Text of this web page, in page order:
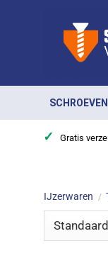
SCHROEVEN
✓ Gratis
IJzerwaren /